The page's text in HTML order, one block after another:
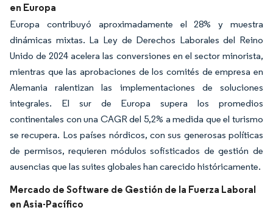
en Europa
Europa contribuyó aproximadamente el 28% y muestra
dinámicas mixtas. La Ley de Derechos Laborales del Reino
Unido de 2024 acelera las conversiones en el sector minorista,
mientras que las aprobaciones de los comités de empresa en
Alemania ralentizan las implementaciones de soluciones
integrales. El sur de Europa supera los promedios
continentales con una CAGR del 5,2% a medida que el turismo
se recupera. Los países nórdicos, con sus generosas políticas
de permisos, requieren módulos sofisticados de gestión de
ausencias que las suites globales han carecido históricamente.
Mercado de Software de Gestión de la Fuerza Laboral
en Asia-Pacífico